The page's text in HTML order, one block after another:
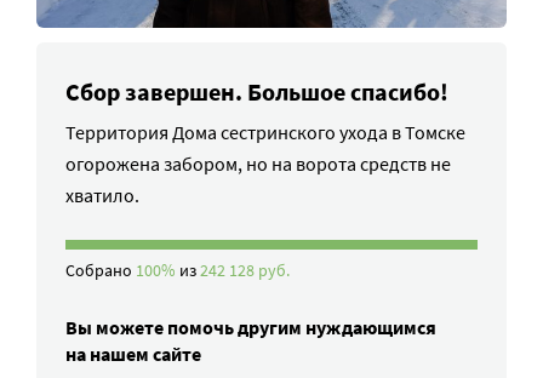
Сбор завершен. Большое спасибо!
Территория Дома сестринского ухода в Томске
огорожена забором, но на ворота средств не
хватило.
Собрано 100% из242 128 руб.
Вы можете помочь другим нуждающимся
на нашем сайте